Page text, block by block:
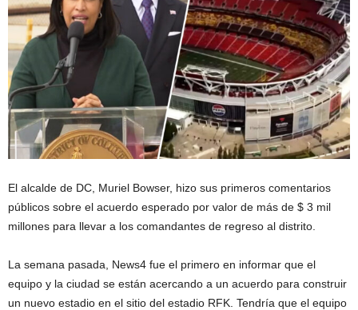
El alcalde de DC, Muriel Bowser, hizo sus primeros comentarios
públicos sobre el acuerdo esperado por valor de más de $ 3 mil
millones para llevar a los comandantes de regreso al distrito.
La semana pasada, News4 fue el primero en informar que el
equipo y la ciudad se están acercando a un acuerdo para construir
un nuevo estadio en el sitio del estadio RFK. Tendría que el equipo